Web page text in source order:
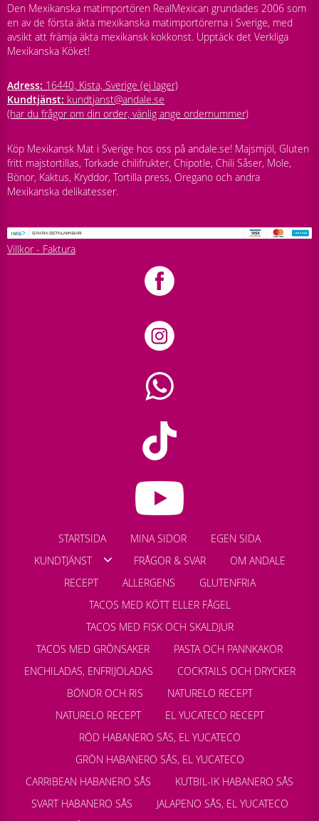
Den Mexikanska matimportören RealMexican grundades 2006 som
en av de första äkta mexikanska matimportörerna i Sverige, med
avsikt att främja äkta mexikansk kokkonst. Upptäck det Verkliga
Mexikanska Köket!
Adress: 16440, Kista, Sverige (ej lager)
Kundtjänst: kundtjanst@andale.se
(har du frågor om din order, vänlig ange ordernummer)
Köp Mexikansk Mat i Sverige hos oss på andale.se! Majsmjöl, Gluten
fritt majstortillas, Torkade chilifrukter, Chipotle, Chili Såser, Mole,
Bönor, Kaktus, Kryddor, Tortilla press, Oregano och andra
Mexikanska delikatesser.
Villkor - Faktura
STARTSIDA MINA SIDOR
EGEN SIDA
KUNDTJÄNST
FRÅGOR & SVAR
OM ANDALE
RECEPT
ALLERGENS
GLUTENFRIA
TACOS MED KÖTT ELLER FÅGEL
TACOS MED FISK OCH SKALDJUR
TACOS MED GRÖNSAKER
PASTA OCH PANNKAKOR
ENCHILADAS, ENFRIJOLADAS
COCKTAILS OCH DRYCKER
BÖNOR OCH RIS
NATURELO RECEPT
NATURELO RECEPT
EL YUCATECO RECEPT
RÖD HABANERO SÅS, EL YUCATECO
GRÖN HABANERO SÅS, EL YUCATECO
CARRIBEAN HABANERO SÅS
KUTBIL-IK HABANERO SÅS
SVART HABANERO SÅS
JALAPENO SÅS, EL YUCATECO